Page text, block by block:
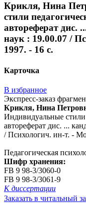
Крикля, Нина
стили
автореферат дис.
наук : 19.00.07 /
1997. - 16 с.
Карточка
В избранное
Экспресс-заказ
Крикля, Нина
Индивидуальные стили
автореферат дис. ...
/ Психологич. ин-т. -
Педагогическая
Шифр хранения:
FB 9 98-3/3060-0
FB 9 98-3/3061-9
К диссертации
Заказать в читальный